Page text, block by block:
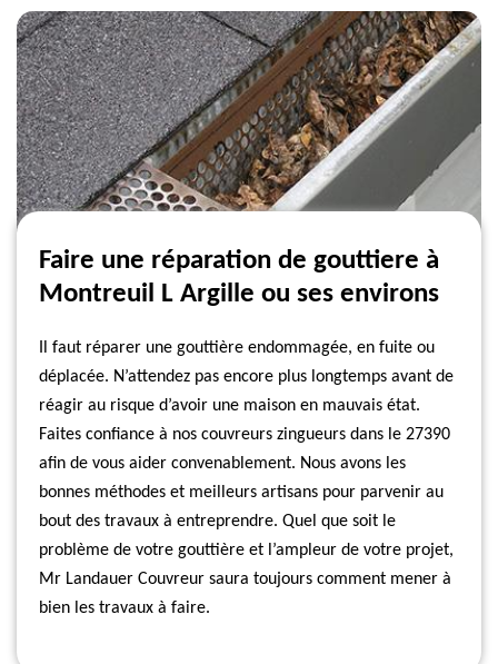
Faire une réparation de gouttiere à
Montreuil L Argille ou ses environs
Il faut réparer une gouttière endommagée, en fuite ou
déplacée. N’attendez pas encore plus longtemps avant de
réagir au risque d’avoir une maison en mauvais état.
Faites confiance à nos couvreurs zingueurs dans le 27390
afin de vous aider convenablement. Nous avons les
bonnes méthodes et meilleurs artisans pour parvenir au
bout des travaux à entreprendre. Quel que soit le
problème de votre gouttière et l’ampleur de votre projet,
Mr Landauer Couvreur saura toujours comment mener à
bien les travaux à faire.